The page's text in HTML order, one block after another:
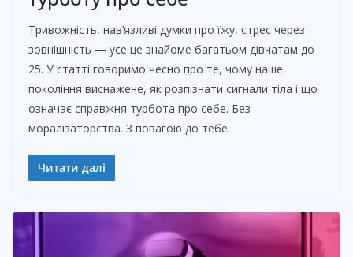
Тривожність, нав’язливі думки про їжу, стрес через
зовнішність — усе це знайоме багатьом дівчатам до
25. У статті говоримо чесно про те, чому наше
покоління виснажене, як розпізнати сигнали тіла і що
означає справжня турбота про себе. Без
моралізаторства. З повагою до тебе.
Читати далі